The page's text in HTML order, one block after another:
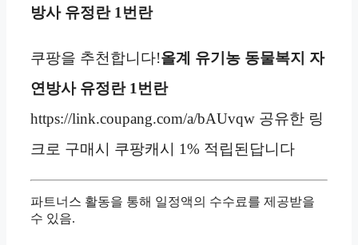
방사 유정란 1번란
쿠팡을 추천합니다!올계 유기농 동물복지 자
연방사 유정란 1번란
https://link.coupang.com/a/bAUvqw 공유한 링
크로 구매시 쿠팡캐시 1% 적립된답니다
파트너스 활동을 통해 일정액의 수수료를 제공받을
수 있음.